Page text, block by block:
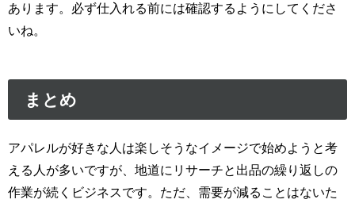
あります。必ず仕入れる前には確認するようにしてくださ
いね。
まとめ
アパレルが好きな人は楽しそうなイメージで始めようと考
える人が多いですが、地道にリサーチと出品の繰り返しの
作業が続くビジネスです。ただ、需要が減ることはないた